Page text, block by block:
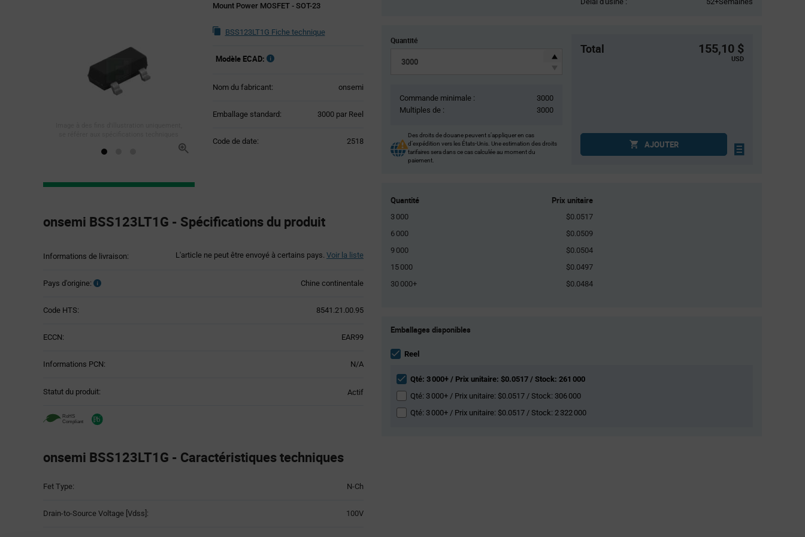
Mount Power MOSFET - SOT-23
BSS123LT1G Fiche technique
Modèle ECAD:
Nom du fabricant: onsemi
Emballage standard: 3000 par Reel
Code de date: 2518
Specification
Section
onsemi BSS123LT1G - Spécifications du produit
Informations de livraison: L'article ne peut être envoyé à certains pays. Voir la liste
Pays d'origine: Chine continentale
Code HTS: 8541.21.00.95
ECCN: EAR99
Informations PCN: N/A
Statut du produit: Actif
onsemi BSS123LT1G - Caractéristiques techniques
Table
Fet Type: N-Ch
Drain-to-Source Voltage [Vdss]: 100V
Quantité
Commande minimale :
3000
Multiples de :
3000
Des droits de douane peuvent s’appliquer en cas
d’expédition vers les États-Unis. Une estimation des droits
tarifaires sera dans ce cas calculée au moment du
paiement.
Total 155,10 $
USD
AJOUTER
Quantité Prix unitaire
3 000
$0.0517
6 000
$0.0509
9 000
$0.0504
15 000
$0.0497
30 000+
$0.0484
Variant
section
Emballages disponibles
Reel
Qté: 3 000+ / Prix unitaire: $0.0517 / Stock: 261 000
Qté: 3 000+ / Prix unitaire: $0.0517 / Stock: 306 000
Qté: 3 000+ / Prix unitaire: $0.0517 / Stock: 2 322 000